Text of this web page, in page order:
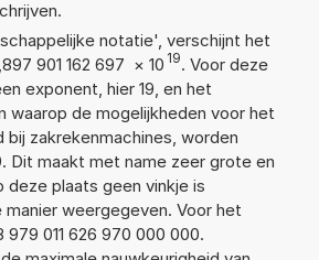
notatie', verschijnt het
901 162 697 × 10 19. Voor deze
exponent, hier 19, en het
waarop de mogelijkheden voor het
zakrekenmachines, worden
Dit maakt met name zeer grote en
deze plaats geen vinkje is
weergegeven. Voor het
011 626 970 000 000.